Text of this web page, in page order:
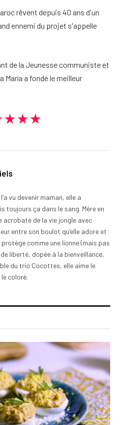
rêvent depuis 40 ans d'un
ennemi du projet s'appelle
de la Jeunesse communiste et
María a fondé le meilleur
vu devenir maman, elle a
toujours ça dans le sang. Mère en
acrobate de la vie jongle avec
entre son boulot qu’elle adore et
protège comme une lionne (mais pas
liberté, dopée à la bienveillance,
du trio Cocottes, elle aime le
coloré.